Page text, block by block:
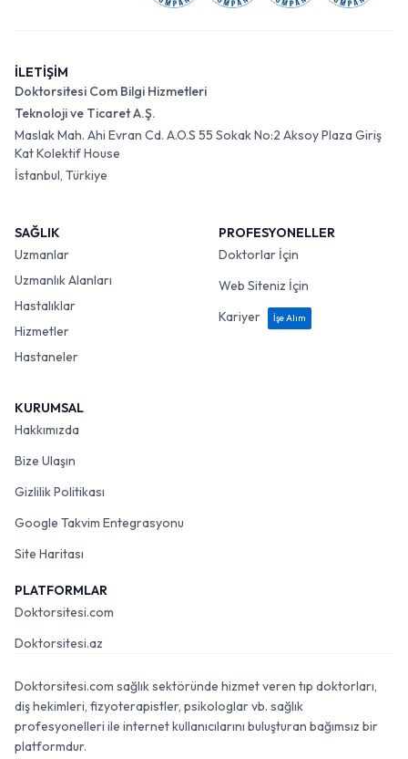
İLETİŞİM
Doktorsitesi Com Bilgi Hizmetleri
Teknoloji ve Ticaret A.Ş.
Maslak Mah. Ahi Evran Cd. A.O.S 55 Sokak No:2 Aksoy Plaza Giriş
Kat Kolektif House
İstanbul, Türkiye
SAĞLIK
Uzmanlar
Uzmanlık Alanları
Hastalıklar
Hizmetler
Hastaneler
PROFESYONELLER
Doktorlar İçin
Web Siteniz İçin
Kariyer
İşe Alım
KURUMSAL
Hakkımızda
Bize Ulaşın
Gizlilik Politikası
Google Takvim Entegrasyonu
Site Haritası
PLATFORMLAR
Doktorsitesi.com
Doktorsitesi.az
Doktorsitesi.com sağlık sektöründe hizmet veren tıp doktorları,
diş hekimleri, fizyoterapistler, psikologlar vb. sağlık
profesyonelleri ile internet kullanıcılarını buluşturan bağımsız bir
platformdur.